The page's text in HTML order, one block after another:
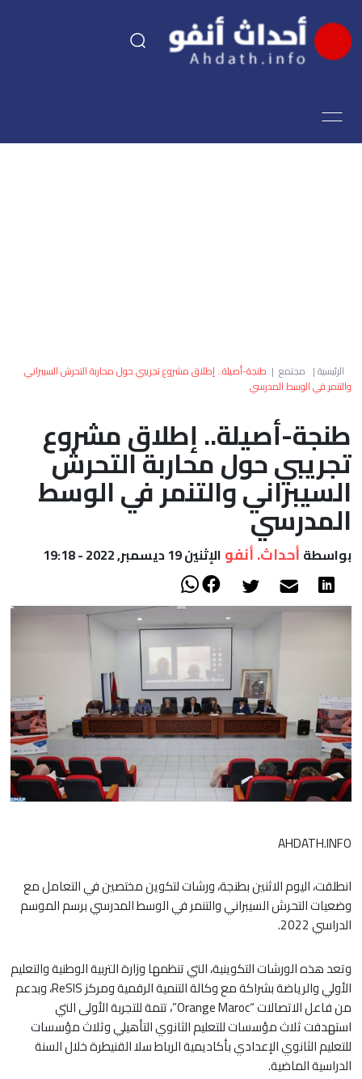
اقتصاد
العالم
الصحراء
الرئيسية| مجتمع | طنجة-أصيلة.. إطلاق مشروع تجريبي حول محاربة التحرش السيبراني
والتنمر في الوسط المدرسي
طنجة-أصيلة.. إطلاق مشروع
تجريبي حول محاربة التحرش
السيبراني والتنمر في الوسط
المدرسي
بواسطة أحداث. أنفو الإثنين 19 ديسمبر, 2022 - 19:18
AHDATH.INFO
انطلقت، اليوم الاثنين بطنجة، ورشات لتكوين مختصين في التعامل مع
وضعيات التحرش السيبراني والتنمر في الوسط المدرسي برسم الموسم
الدراسي 2022.
وتعد هذه الورشات التكوينية، التي تنظمها وزارة التربية الوطنية والتعليم
الأولي والرياضة بشراكة مع وكالة التنمية الرقمية ومركز ReSIS، وبدعم
من فاعل الاتصالات “Orange Maroc”، تتمة للتجربة الأولى التي
استهدفت ثلاث مؤسسات للتعليم الثانوي التأهيلي وثلاث مؤسسات
للتعليم الثانوي الإعدادي بأكاديمية الرباط سلا القنيطرة خلال السنة
الدراسية الماضية.